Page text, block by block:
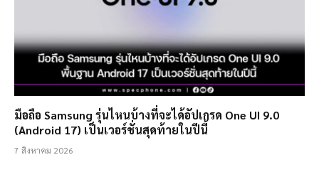
มือถือ Samsung รุ่นไหนบ้างที่จะได้อัปเกรด One UI 9.0
(Android 17) เป็นเวอร์ชั่นสุดท้ายในปีนี้
7 สิงหาคม 2026